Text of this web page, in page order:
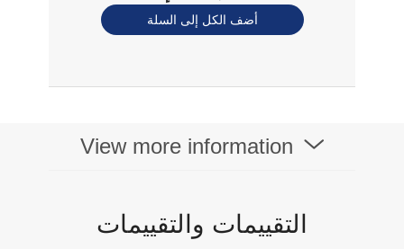
أضف الكل إلى السلة
View more information
التقييمات والتقييمات